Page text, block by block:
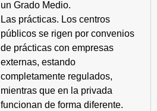
un Grado Medio.
Las prácticas. Los centros
públicos se rigen por convenios
de prácticas con empresas
externas, estando
completamente regulados,
mientras que en la privada
funcionan de forma diferente.